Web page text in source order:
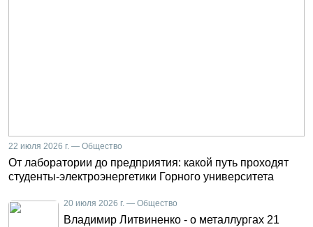
22 июля 2026 г. — Общество
От лаборатории до предприятия: какой путь проходят
студенты-электроэнергетики Горного университета
20 июля 2026 г. — Общество
Владимир Литвиненко - о металлургах 21